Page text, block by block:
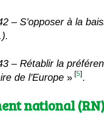
– S’opposer à la
– Rétablir la
de l’Europe » [5].
national